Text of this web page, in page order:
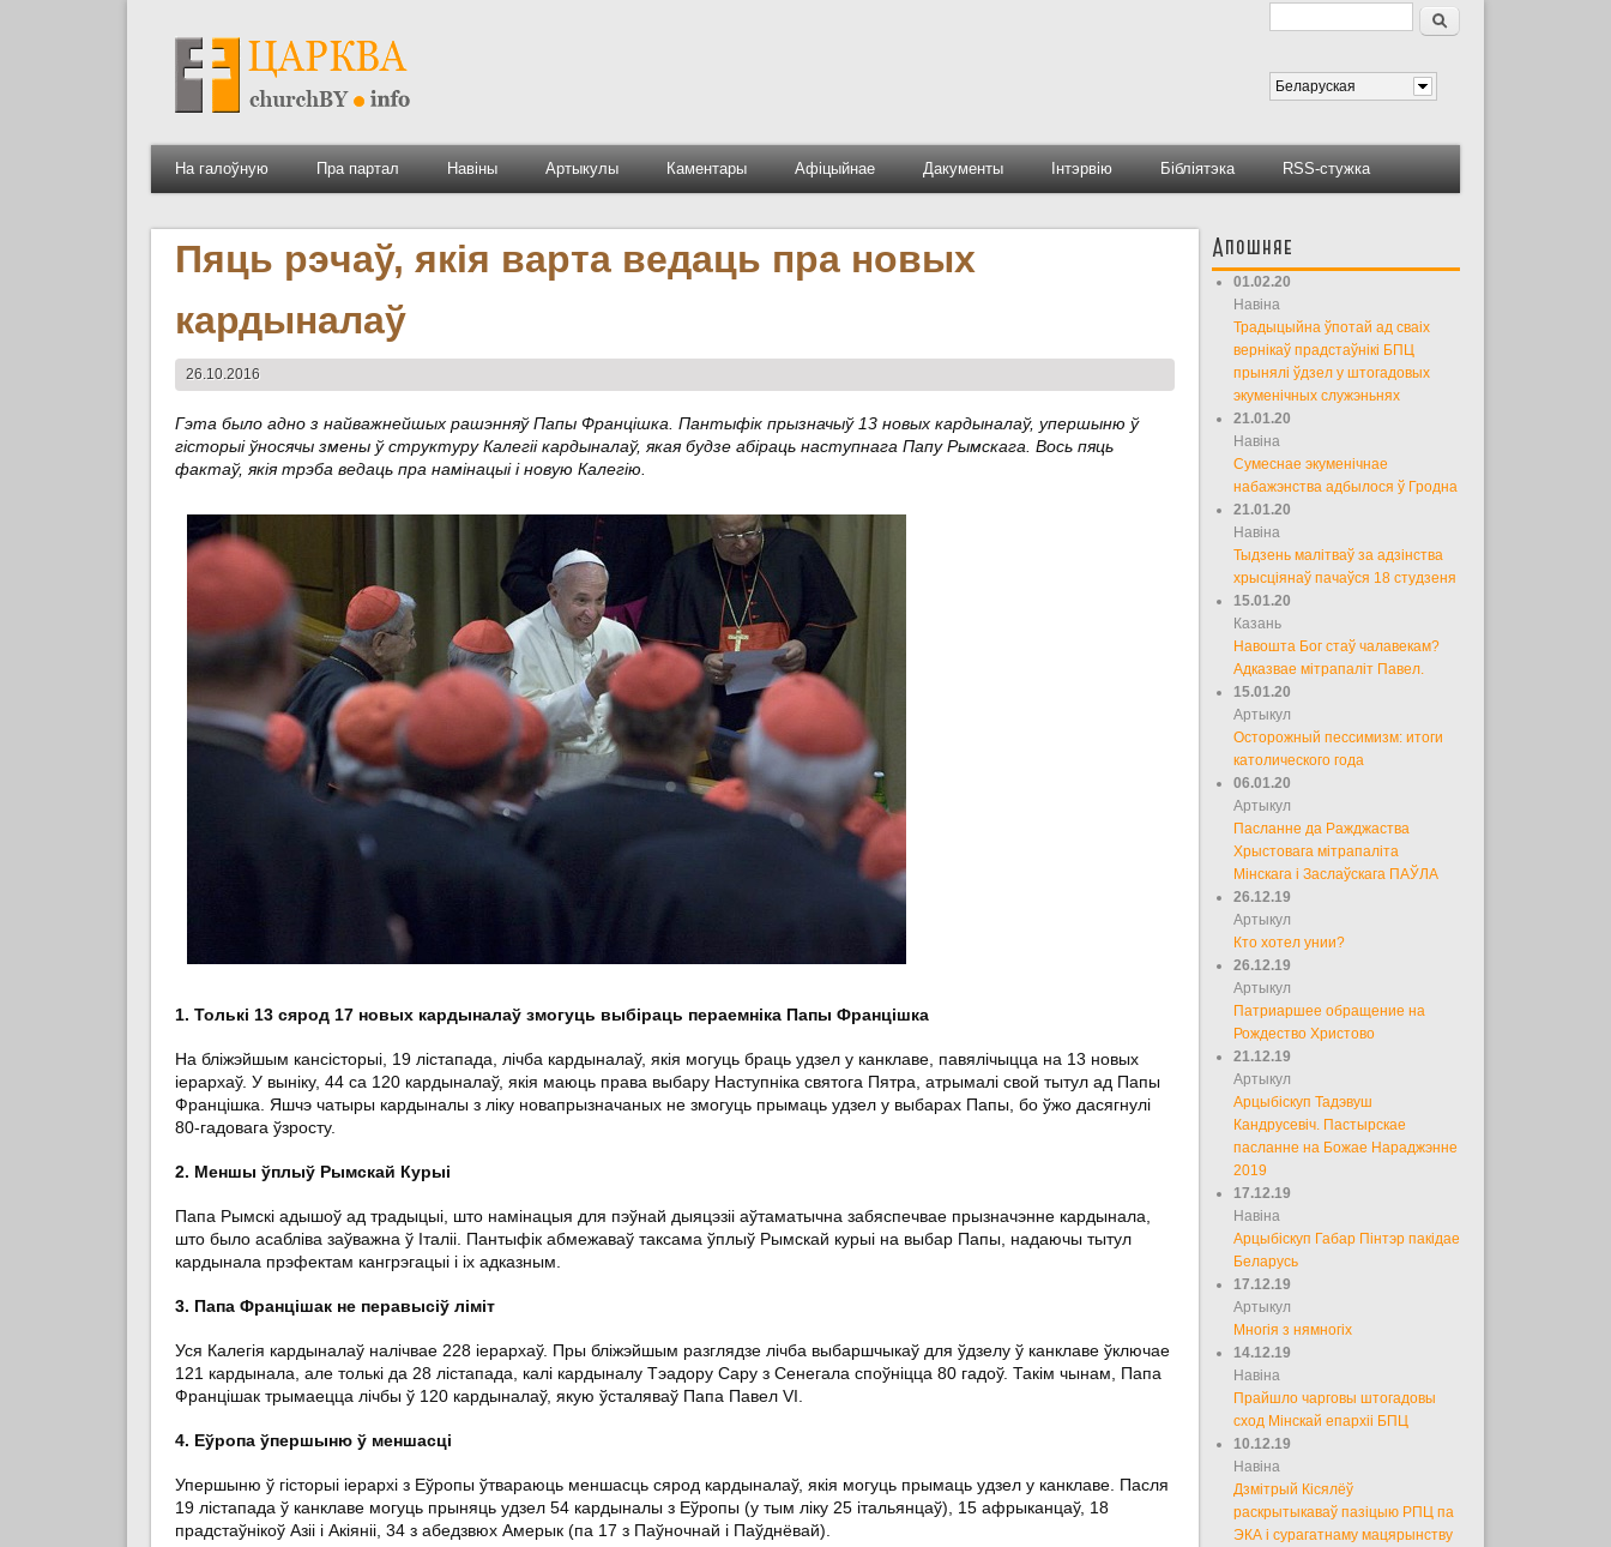
Форма пошуку
Пошук
Беларуская
На галоўную Пра партал Навіны Артыкулы Каментары Афіцыйнае Дакументы Інтэрвію Бібліятэка RSS-стужка
Пяць рэчаў, якія варта ведаць пра новых
кардыналаў
26.10.2016
Гэта было адно з найважнейшых рашэнняў Папы Францішка. Пантыфік прызначыў 13 новых кардыналаў, упершыню ў
гісторыі ўносячы змены ў структуру Калегіі кардыналаў, якая будзе абіраць наступнага Папу Рымскага. Вось пяць
фактаў, якія трэба ведаць пра намінацыі і новую Калегію.
1. Толькі 13 сярод 17 новых кардыналаў змогуць выбіраць пераемніка Папы Францішка
На бліжэйшым кансісторыі, 19 лістапада, лічба кардыналаў, якія могуць браць удзел у канклаве, павялічыцца на 13 новых
іерархаў. У выніку, 44 са 120 кардыналаў, якія маюць права выбару Наступніка святога Пятра, атрымалі свой тытул ад Папы
Францішка. Яшчэ чатыры кардыналы з ліку новапрызначаных не змогуць прымаць удзел у выбарах Папы, бо ўжо дасягнулі
80-гадовага ўзросту.
2. Меншы ўплыў Рымскай Курыі
Папа Рымскі адышоў ад традыцыі, што намінацыя для пэўнай дыяцэзіі аўтаматычна забяспечвае прызначэнне кардынала,
што было асабліва заўважна ў Італіі. Пантыфік абмежаваў таксама ўплыў Рымскай курыі на выбар Папы, надаючы тытул
кардынала прэфектам кангрэгацыі і іх адказным.
3. Папа Францішак не перавысіў ліміт
Уся Калегія кардыналаў налічвае 228 іерархаў. Пры бліжэйшым разглядзе лічба выбаршчыкаў для ўдзелу ў канклаве ўключае
121 кардынала, але толькі да 28 лістапада, калі кардыналу Тэадору Сару з Сенегала споўніцца 80 гадоў. Такім чынам, Папа
Францішак трымаецца лічбы ў 120 кардыналаў, якую ўсталяваў Папа Павел VI.
4. Еўропа ўпершыню ў меншасці
Упершыню ў гісторыі іерархі з Еўропы ўтвараюць меншасць сярод кардыналаў, якія могуць прымаць удзел у канклаве. Пасля
19 лістапада ў канклаве могуць прыняць удзел 54 кардыналы з Еўропы (у тым ліку 25 італьянцаў), 15 афрыканцаў, 18
прадстаўнікоў Азіі і Акіяніі, 34 з абедзвюх Амерык (па 17 з Паўночнай і Паўднёвай).
Апошняе
01.02.20
Навіна
Традыцыйна ўпотай ад сваіх
вернікаў прадстаўнікі БПЦ
прынялі ўдзел у штогадовых
экуменічных служэньнях
21.01.20
Навіна
Сумеснае экуменічнае
набажэнства адбылося ў Гродна
21.01.20
Навіна
Тыдзень малітваў за адзінства
хрысціянаў пачаўся 18 студзеня
15.01.20
Казань
Навошта Бог стаў чалавекам?
Адказвае мітрапаліт Павел.
15.01.20
Артыкул
Осторожный пессимизм: итоги
католического года
06.01.20
Артыкул
Пасланне да Ражджаства
Хрыстовага мітрапаліта
Мінскага і Заслаўскага ПАЎЛА
26.12.19
Артыкул
Кто хотел унии?
26.12.19
Артыкул
Патриаршее обращение на
Рождество Христово
21.12.19
Артыкул
Арцыбіскуп Тадэвуш
Кандрусевіч. Пастырскае
пасланне на Божае Нараджэнне
2019
17.12.19
Навіна
Арцыбіскуп Габар Пінтэр пакідае
Беларусь
17.12.19
Артыкул
Многія з нямногіх
14.12.19
Навіна
Прайшло чарговы штогадовы
сход Мінскай епархіі БПЦ
10.12.19
Навіна
Дзмітрый Кісялёў
раскрытыкаваў пазіцыю РПЦ па
ЭКА і сурагатнаму мацярынству